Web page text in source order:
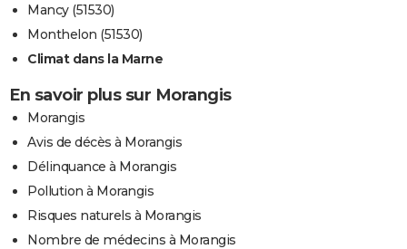
Mancy (51530)
Monthelon (51530)
Climat dans la Marne
En savoir plus sur Morangis
Morangis
Avis de décès à Morangis
Délinquance à Morangis
Pollution à Morangis
Risques naturels à Morangis
Nombre de médecins à Morangis